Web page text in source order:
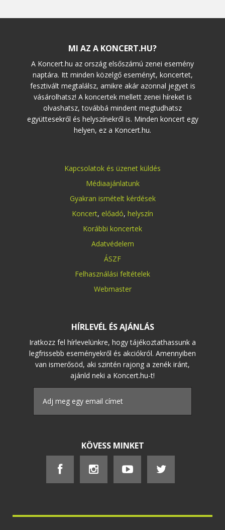
MI AZ A KONCERT.HU?
A Koncert.hu az ország elsőszámú zenei esemény
naptára. Itt minden közelgő eseményt, koncertet,
fesztivált megtalálsz, amikre akár azonnal jegyet is
vásárolhatsz! A koncertek mellett zenei híreket is
olvashatsz, továbbá mindent megtudhatsz
együttesekről és helyszínekről is. Minden koncert egy
helyen, ez a Koncert.hu.
Kapcsolatok és üzenet küldés
Médiaajánlatunk
Gyakran ismételt kérdések
Koncert, előadó, helyszín
Korábbi koncertek
Adatvédelem
ÁSZF
Felhasználási feltételek
Webmaster
HÍRLEVÉL ÉS AJÁNLÁS
Iratkozz fel hírlevelünkre, hogy tájékoztathassunk a
legfrissebb eseményekről és akciókról. Amennyiben
van ismerősöd, aki szintén rajong a zenék iránt,
ajánld neki a Koncert.hu-t!
KÖVESS MINKET